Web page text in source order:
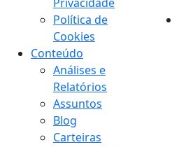
Política de
Cookies
Conteúdo
Análises e
Relatórios
Assuntos
Blog
Carteiras